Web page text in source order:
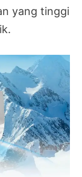
yang tinggi